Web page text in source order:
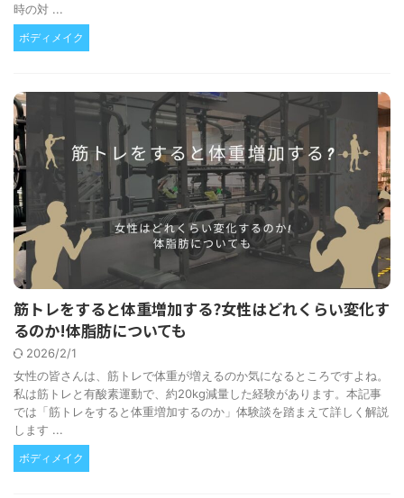
時の対 ...
ボディメイク
筋トレをすると体重増加する?女性はどれくらい変化す
るのか!体脂肪についても
2026/2/1
女性の皆さんは、筋トレで体重が増えるのか気になるところですよね。
私は筋トレと有酸素運動で、約20kg減量した経験があります。本記事
では「筋トレをすると体重増加するのか」体験談を踏まえて詳しく解説
します ...
ボディメイク